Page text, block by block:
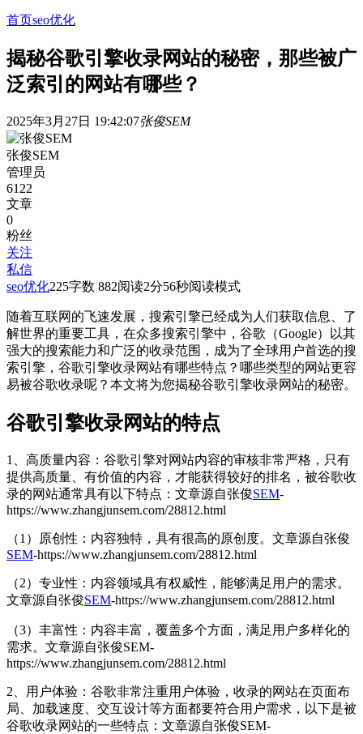
首页seo优化
揭秘谷歌引擎收录网站的秘密，那些被广
泛索引的网站有哪些？
2025年3月27日 19:42:07张俊SEM
张俊SEM
管理员
6122
文章
0
粉丝
关注
私信
seo优化225字数 882阅读2分56秒阅读模式
随着互联网的飞速发展，搜索引擎已经成为人们获取信息、了
解世界的重要工具，在众多搜索引擎中，谷歌（Google）以其
强大的搜索能力和广泛的收录范围，成为了全球用户首选的搜
索引擎，谷歌引擎收录网站有哪些特点？哪些类型的网站更容
易被谷歌收录呢？本文将为您揭秘谷歌引擎收录网站的秘密。
谷歌引擎收录网站的特点
1、高质量内容：谷歌引擎对网站内容的审核非常严格，只有
提供高质量、有价值的内容，才能获得较好的排名，被谷歌收
录的网站通常具有以下特点： 文章源自张俊SEM-
https://www.zhangjunsem.com/28812.html
（1）原创性：内容独特，具有很高的原创度。 文章源自张俊
SEM-https://www.zhangjunsem.com/28812.html
（2）专业性：内容领域具有权威性，能够满足用户的需求。
文章源自张俊SEM-https://www.zhangjunsem.com/28812.html
（3）丰富性：内容丰富，覆盖多个方面，满足用户多样化的
需求。 文章源自张俊SEM-
https://www.zhangjunsem.com/28812.html
2、用户体验：谷歌非常注重用户体验，收录的网站在页面布
局、加载速度、交互设计等方面都要符合用户需求，以下是被
谷歌收录网站的一些特点： 文章源自张俊SEM-